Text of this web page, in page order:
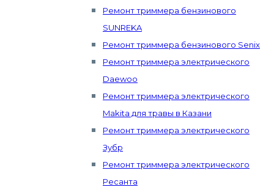
Ремонт триммера бензинового
SUNREKA
Ремонт триммера бензинового Senix
Ремонт триммера электрического
Daewoo
Ремонт триммера электрического
Makita для травы в Казани
Ремонт триммера электрического
Зубр
Ремонт триммера электрического
Ресанта